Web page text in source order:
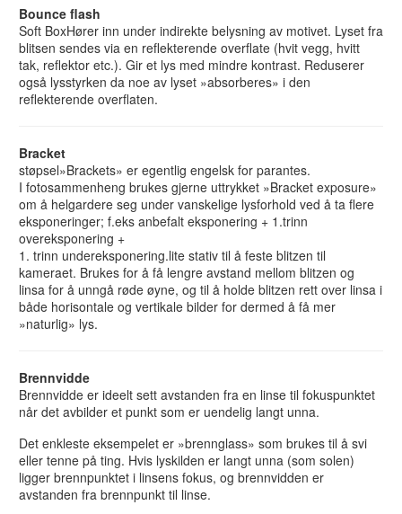
Bounce flash
Soft BoxHører inn under indirekte belysning av motivet. Lyset fra
blitsen sendes via en reflekterende overflate (hvit vegg, hvitt
tak, reflektor etc.). Gir et lys med mindre kontrast. Reduserer
også lysstyrken da noe av lyset »absorberes» i den
reflekterende overflaten.
Bracket
støpsel»Brackets» er egentlig engelsk for parantes.
I fotosammenheng brukes gjerne uttrykket »Bracket exposure»
om å helgardere seg under vanskelige lysforhold ved å ta flere
eksponeringer; f.eks anbefalt eksponering + 1.trinn
overeksponering +
1. trinn undereksponering.lite stativ til å feste blitzen til
kameraet. Brukes for å få lengre avstand mellom blitzen og
linsa for å unngå røde øyne, og til å holde blitzen rett over linsa i
både horisontale og vertikale bilder for dermed å få mer
»naturlig» lys.
Brennvidde
Brennvidde er ideelt sett avstanden fra en linse til fokuspunktet
når det avbilder et punkt som er uendelig langt unna.
Det enkleste eksempelet er »brennglass» som brukes til å svi
eller tenne på ting. Hvis lyskilden er langt unna (som solen)
ligger brennpunktet i linsens fokus, og brennvidden er
avstanden fra brennpunkt til linse.